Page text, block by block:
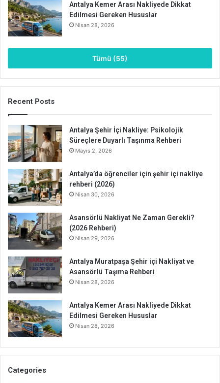
Antalya Kemer Arası Nakliyede Dikkat
Edilmesi Gereken Hususlar
Nisan 28, 2026
Tümü (55)
Recent Posts
Antalya Şehir İçi Nakliye: Psikolojik
Süreçlere Duyarlı Taşınma Rehberi
Mayıs 2, 2026
Antalya’da öğrenciler için şehir içi nakliye
rehberi (2026)
Nisan 30, 2026
Asansörlü Nakliyat Ne Zaman Gerekli?
(2026 Rehberi)
Nisan 29, 2026
Antalya Muratpaşa Şehir içi Nakliyat ve
Asansörlü Taşıma Rehberi
Nisan 28, 2026
Antalya Kemer Arası Nakliyede Dikkat
Edilmesi Gereken Hususlar
Nisan 28, 2026
Categories